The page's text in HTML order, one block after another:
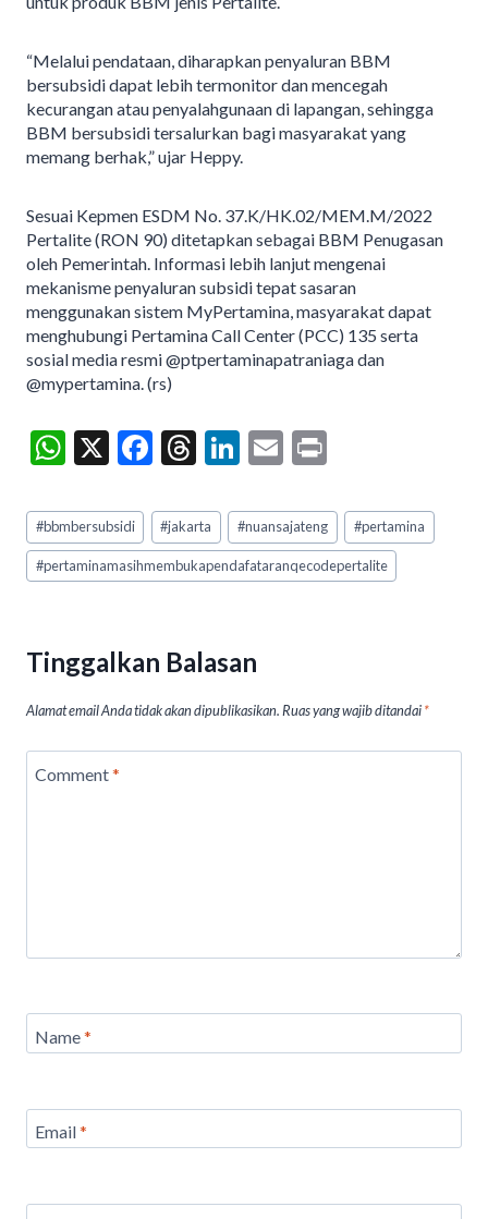
“Melalui pendataan, diharapkan penyaluran BBM
bersubsidi dapat lebih termonitor dan mencegah
kecurangan atau penyalahgunaan di lapangan, sehingga
BBM bersubsidi tersalurkan bagi masyarakat yang
memang berhak,” ujar Heppy.
Sesuai Kepmen ESDM No. 37.K/HK.02/MEM.M/2022
Pertalite (RON 90) ditetapkan sebagai BBM Penugasan
oleh Pemerintah. Informasi lebih lanjut mengenai
mekanisme penyaluran subsidi tepat sasaran
menggunakan sistem MyPertamina, masyarakat dapat
menghubungi Pertamina Call Center (PCC) 135 serta
sosial media resmi @ptpertaminapatraniaga dan
@mypertamina. (rs)
W
at
s
A
p
X
F
e
b
o
k
T
ea
ds
Li
ke
dI
n
E
ai
l
t
Post
Tags:
#bbmbersubsidi #jakarta #nuansajateng #pertamina
#pertaminamasihmembukapendafataranqecodepertalite
Tinggalkan Balasan
Alamat email Anda tidak akan dipublikasikan. Ruas yang wajib ditandai*
Comment*
Name*
Email*